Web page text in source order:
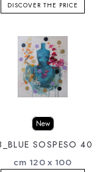
DISCOVER THE PRICE
New
SOSPESO 40
cm 120 x 100